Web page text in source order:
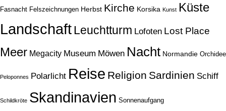
Fasnacht Felszeichnungen Herbst Kirche Korsika Kunst Küste
LandschaftLeuchtturm Lofoten Lost Place
Meer Megacity Museum Möwen Nacht Normandie Orchidee
Peloponnes Polarlicht Reise Religion Sardinien Schiff
Schildkröte Skandinavien Sonnenaufgang